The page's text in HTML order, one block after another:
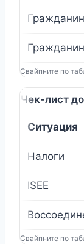
Свайпните по
Чек-лист
Ситуация
Налоги
ISEE
Свайпните по